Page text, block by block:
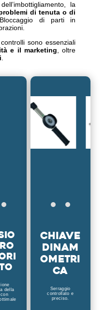
la
di tenuta o di
Bloccaggio di parti in
sono essenziali
e il marketing , oltre
della
Chiave
dinam
ometri
ca
Serraggio
controllato e
preciso.